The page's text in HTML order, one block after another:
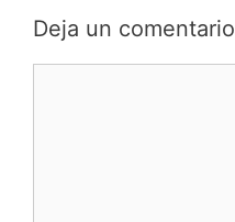
Deja un comentario